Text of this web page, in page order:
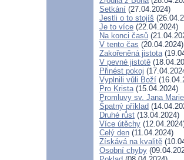
Setkání (27.04.2024)
Jestli o to stojíš
Je to více (22.04.2024)
Na konci časů
V tento čas (20.04.2024)
Zakořeněná jistota
V pevné jistotě
Přinést pokoj
Vyplnili vůli Boží
Pro Krista(15.04.2024)
Promluvy sv. Jana
Špatný příklad
Druhé růst (13.04.2024)
Více útěchy
Celý den (11.04.2024)
Získává na kvalitě
Osobní chyby